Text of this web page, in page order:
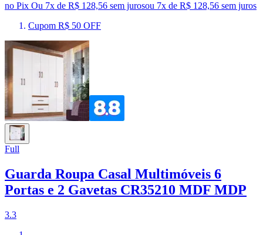
no Pix Ou 7x de R$ 128,56 sem jurosou 7x de R$ 128,56 sem juros
Cupom R$ 50 OFF
Full
Guarda Roupa Casal Multimóveis 6
Portas e 2 Gavetas CR35210 MDF MDP
3.3